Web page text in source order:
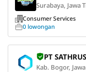
Surabaya, Jawa
Consumer Services
0 lowongan
PT
Kab. Bogor,